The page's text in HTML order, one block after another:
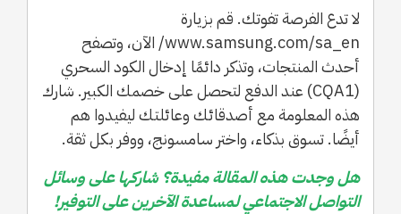
لا تدع الفرصة تفوتك. قم بزيارة
www.samsung.com/sa_en/ الآن، وتصفح
أحدث المنتجات، وتذكر دائمًا إدخال الكود السحري
(CQA1) عند الدفع لتحصل على خصمك الكبير. شارك
هذه المعلومة مع أصدقائك وعائلتك ليفيدوا هم
أيضًا. تسوق بذكاء، واختر سامسونج، ووفر بكل ثقة.
هل وجدت هذه المقالة مفيدة؟ شاركها على وسائل
التواصل الاجتماعي لمساعدة الآخرين على التوفير!